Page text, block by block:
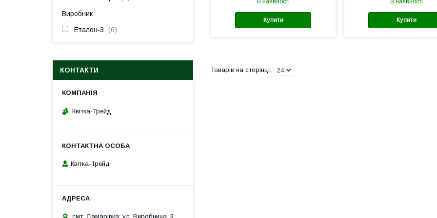
Купити Купити
Виробник
Еталон-З 6
КОНТАКТИ
Квітка-Трейд
Квітка-Трейд
смт. Самарівка; ул. Виробнича, 3